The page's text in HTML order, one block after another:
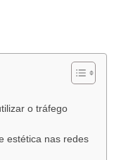
o tráfego
estética nas redes